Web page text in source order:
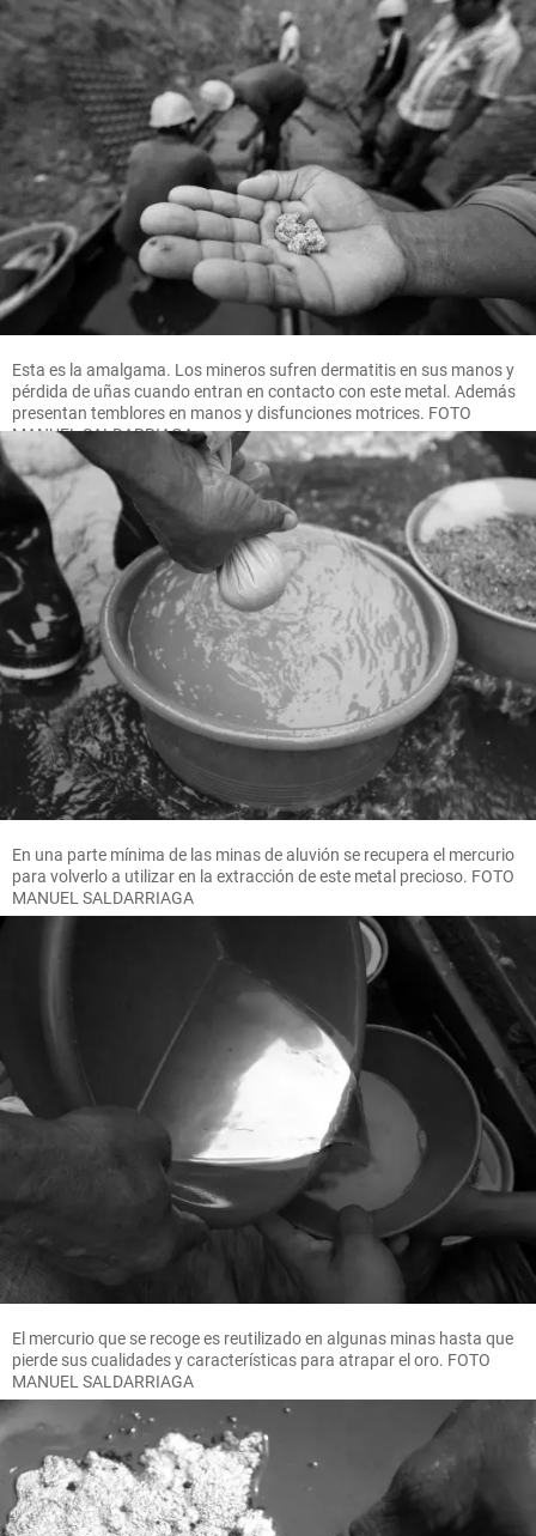
Esta es la amalgama. Los mineros sufren dermatitis en sus manos y
pérdida de uñas cuando entran en contacto con este metal. Además
presentan temblores en manos y disfunciones motrices. FOTO
MANUEL SALDARRIAGA
En una parte mínima de las minas de aluvión se recupera el mercurio
para volverlo a utilizar en la extracción de este metal precioso. FOTO
MANUEL SALDARRIAGA
El mercurio que se recoge es reutilizado en algunas minas hasta que
pierde sus cualidades y características para atrapar el oro. FOTO
MANUEL SALDARRIAGA